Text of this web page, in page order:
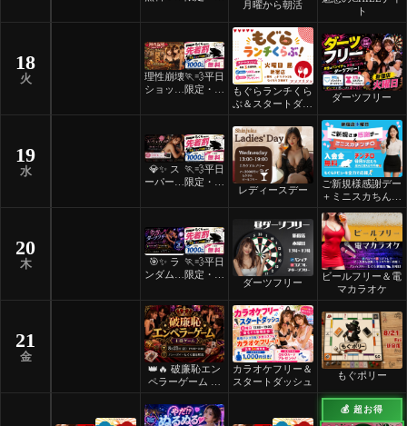
ーツナイ
月曜から朝活
ト
18
火
理性崩壊
ショット
ー
🏃💨平日
限定・先
もぐらランチくら
ぶ＆スタートダッ
シュ
ダーツフリー
19
水
💎✨ ス
ーパーレ
デー ✨
🏃💨平日
限定・先
レディースデー
ご新規様感謝デー
＋ミニスカちんち
ろ
20
木
🎯✨ ラ
ンダムマ
ツフリー
✨🎯
🏃💨平日
限定・先
ダーツフリー
ビールフリー＆電
マカラオケ
21
金
👑🔥 破廉恥エン
ペラーゲーム 🔥
👑
カラオケフリー＆
スタートダッシュ
もぐポリー
💰 超お得